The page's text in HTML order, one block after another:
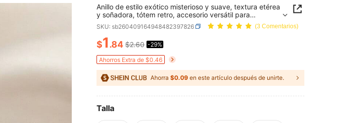
Anillo de estilo exótico misterioso y suave, textura etérea
y soñadora, tótem retro, accesorio versátil para
actividades artísticas y al aire libre
SKU: sb260409164948482397826 (3 Comentarios)
PRICE AND AVAILABILITY
$1.84 $2.60 -29%
Ahorros Extra de $0.46
Ahorra $0.09 en este artículo después de unirte.
Talla